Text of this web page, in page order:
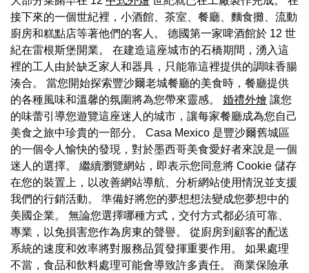
接下來的一個世紀裡，小酒館、茶室、餐廳、麵食攤、流動
廚房和糕點店等著他們的客人。 德國第一家啤酒館於 12 世
紀在雷根斯堡開業。 在建造這座城市的石橋期間，湧入這
裡的工人由於缺乏家人和器具，只能靠這裡提供的調味香腸
湊合。 當您開始探索豐沙爾老城餐廳的美食時，餐廳提供
的各種風味和溫馨的氛圍將為您帶來靈感。 婚禮外燴 讓您
的味蕾引導您遊覽這座迷人的城市，讓每家餐廳成為您自己
美食之旅中珍貴的一部分。 Casa Mexico 是豐沙爾舊城區
的一個令人愉快的發現，對於墨西哥美食愛好者來說是一個
迷人的選擇。 繼續瀏覽網站，即表示您同意將 Cookie 儲存
在您的裝置上，以改善網站導航、分析網站使用情況並支援
我們的行銷活動。 準備好將您的夢想想法變成您夢想中的
美國企業。 無論您選擇哪種方式，交付方式都必須可靠、
專業，以免損害您作為房東的聲譽。 從廚房到顧客的配送
系統的速度和效率將對服務品質發揮重要作用。 如果處理
不當，食品和飲料處理可能會導致許多責任。 商業保險承